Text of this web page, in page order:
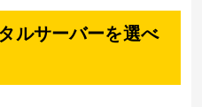
ルサーバーを選べ